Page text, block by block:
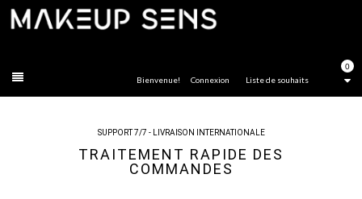
0
Liste de souhaits
Bienvenue! Connexion
SUPPORT 7/7 - LIVRAISON INTERNATIONALE
TRAITEMENT RAPIDE DES
COMMANDES